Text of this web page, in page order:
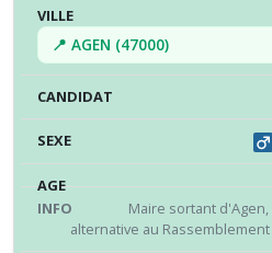
📍 AGEN (47000)
Maire sortant
alternative au